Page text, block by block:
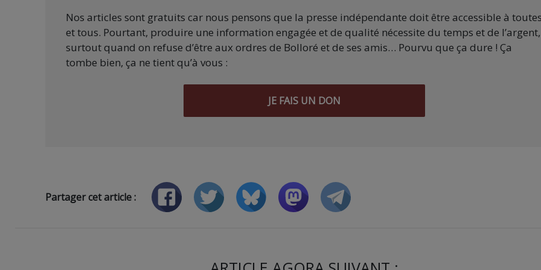
Nos articles sont gratuits car nous pensons que la presse indépendante doit être accessible à
et tous. Pourtant, produire une information engagée et de qualité nécessite du temps et de l’argent,
surtout quand on refuse d’être aux ordres de Bolloré et de ses amis… Pourvu que ça dure ! Ça
tombe bien, ça ne tient qu’à vous :
JE FAIS UN DON
Partager cet article :